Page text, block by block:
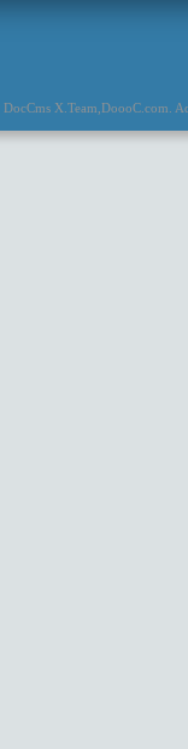
DocCms X.Team DoooC.com .